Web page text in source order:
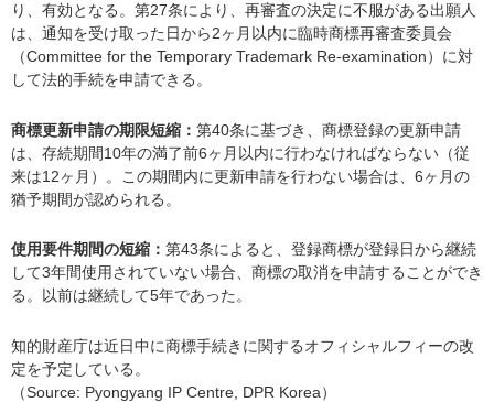
り、有効となる。第27条により、再審査の決定に不服がある出願人
は、通知を受け取った日から2ヶ月以内に臨時商標再審査委員会
（Committee for the Temporary Trademark Re-examination）に対
して法的手続を申請できる。
商標更新申請の期限短縮： 第40条に基づき、商標登録の更新申請
は、存続期間10年の満了前6ヶ月以内に行わなければならない（従
来は12ヶ月）。この期間内に更新申請を行わない場合は、6ヶ月の
猶予期間が認められる。
使用要件期間の短縮： 第43条によると、登録商標が登録日から継続
して3年間使用されていない場合、商標の取消を申請することができ
る。以前は継続して5年であった。
知的財産庁は近日中に商標手続きに関するオフィシャルフィーの改
定を予定している。
（Source: Pyongyang IP Centre, DPR Korea）